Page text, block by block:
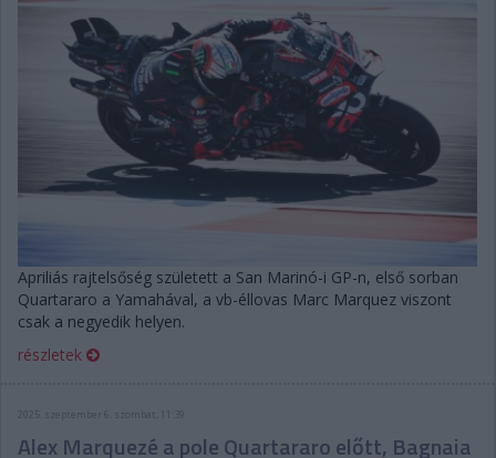
Apriliás rajtelsőség született a San Marinó-i GP-n, első sorban
Quartararo a Yamahával, a vb-éllovas Marc Marquez viszont
csak a negyedik helyen.
részletek
2025. szeptember 6. szombat, 11:39
Alex Marquezé a pole Quartararo előtt, Bagnaia